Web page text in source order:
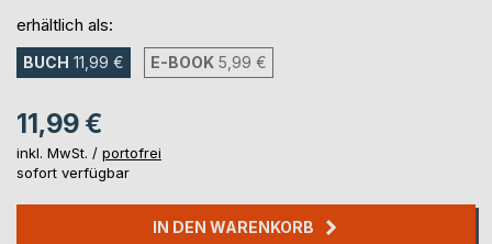
erhältlich als:
BUCH 11,99 € E-BOOK 5,99 €
11,99 €
inkl. MwSt. / portofrei
sofort verfügbar
IN DEN WARENKORB